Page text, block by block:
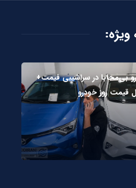
ویژه:
بی‌محابا در سراشیبی قیمت+
قیمت روز خودرو